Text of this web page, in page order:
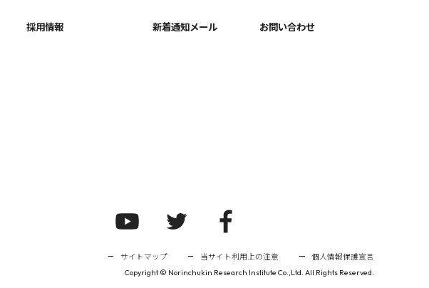
採用情報 新着通知メール お問い合わせ
サイトマップ 当サイト利用上の注意 個人情報保護宣言
Copyright © Norinchukin Research Institute Co.,Ltd. All Rights Reserved.